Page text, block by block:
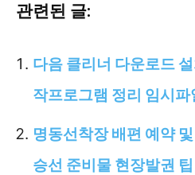
관련된 글:
다음 클리너 다운로드
작프로그램 정리 임시파
명동선착장 배편 예약
승선 준비물 현장발권 팁